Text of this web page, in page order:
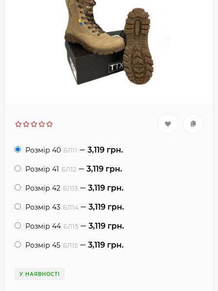
Розмір 40 БЛ11 3,119 грн.
Розмір 41 БЛ12 3,119 грн.
Розмір 42 БЛ13 3,119 грн.
Розмір 43 БЛ14 3,119 грн.
Розмір 44 БЛ15 3,119 грн.
Розмір 45 БЛ15 3,119 грн.
У НАЯВНОСТІ